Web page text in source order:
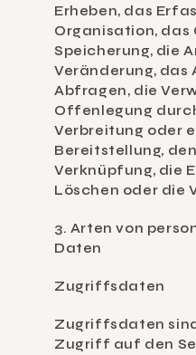
Erheben, das
Organisation, das
Speicherung, die
Veränderung, das
Abfragen, die
Offenlegung
Verbreitung oder
Bereitstellung,
Verknüpfung, die
Löschen oder die
3. Arten von
Daten
Zugriffsdaten
Zugriffsdaten
Zugriff auf den